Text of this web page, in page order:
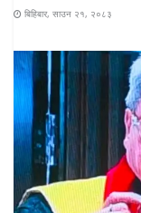
बिहिबार, साउन २१, २०८३